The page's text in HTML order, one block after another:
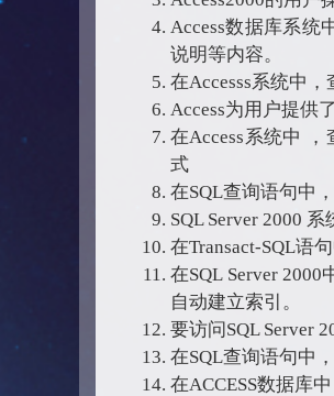
Access数据库系统
说明等内容。
在Accesss系统中
Access为用户提供
在Access系统中
式
在SQL查询语句中
SQL Server 2000
在Transact-SQL语
在SQL Server
自动建立索引。
要访问SQL Server
在SQL查询语句中
在ACCESS数据库